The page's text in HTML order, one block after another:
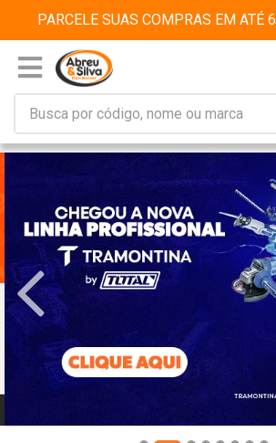
PARCELE SUAS COMPRAS EM ATÉ